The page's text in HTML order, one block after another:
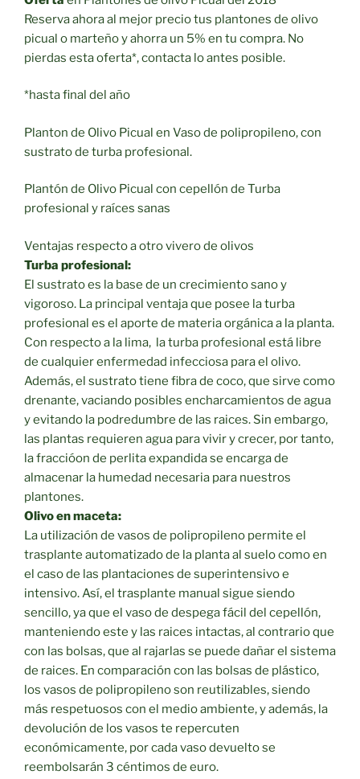
Reserva ahora al mejor precio tus plantones de olivo
picual o marteño y ahorra un 5% en tu compra. No
pierdas esta oferta*, contacta lo antes posible.
*hasta final del año
Planton de Olivo Picual en Vaso de polipropileno, con
sustrato de turba profesional.
Plantón de Olivo Picual con cepellón de Turba
profesional y raíces sanas
Ventajas respecto a otro vivero de olivos
Turba profesional:
El sustrato es la base de un crecimiento sano y
vigoroso. La principal ventaja que posee la turba
profesional es el aporte de materia orgánica a la planta.
Con respecto a la lima, la turba profesional está libre
de cualquier enfermedad infecciosa para el olivo.
Además, el sustrato tiene fibra de coco, que sirve como
drenante, vaciando posibles encharcamientos de agua
y evitando la podredumbre de las raices. Sin embargo,
las plantas requieren agua para vivir y crecer, por tanto,
la fraccióon de perlita expandida se encarga de
almacenar la humedad necesaria para nuestros
plantones.
Olivo en maceta:
La utilización de vasos de polipropileno permite el
trasplante automatizado de la planta al suelo como en
el caso de las plantaciones de superintensivo e
intensivo. Así, el trasplante manual sigue siendo
sencillo, ya que el vaso de despega fácil del cepellón,
manteniendo este y las raices intactas, al contrario que
con las bolsas, que al rajarlas se puede dañar el sistema
de raices. En comparación con las bolsas de plástico,
los vasos de polipropileno son reutilizables, siendo
más respetuosos con el medio ambiente, y además, la
devolución de los vasos te repercuten
económicamente, por cada vaso devuelto se
reembolsarán 3 céntimos de euro.